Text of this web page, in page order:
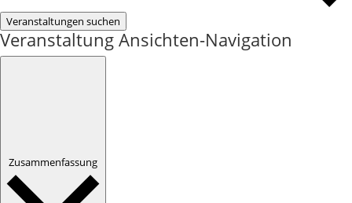
Veranstaltungen suchen
Veranstaltung Ansichten-Navigation
Zusammenfassung